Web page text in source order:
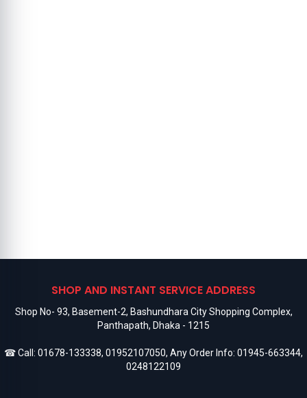
SHOP AND INSTANT SERVICE ADDRESS
Shop No- 93, Basement-2, Bashundhara City Shopping Complex,
Panthapath, Dhaka - 1215
☎ Call: 01678-133338, 01952107050, Any Order Info: 01945-663344,
0248122109